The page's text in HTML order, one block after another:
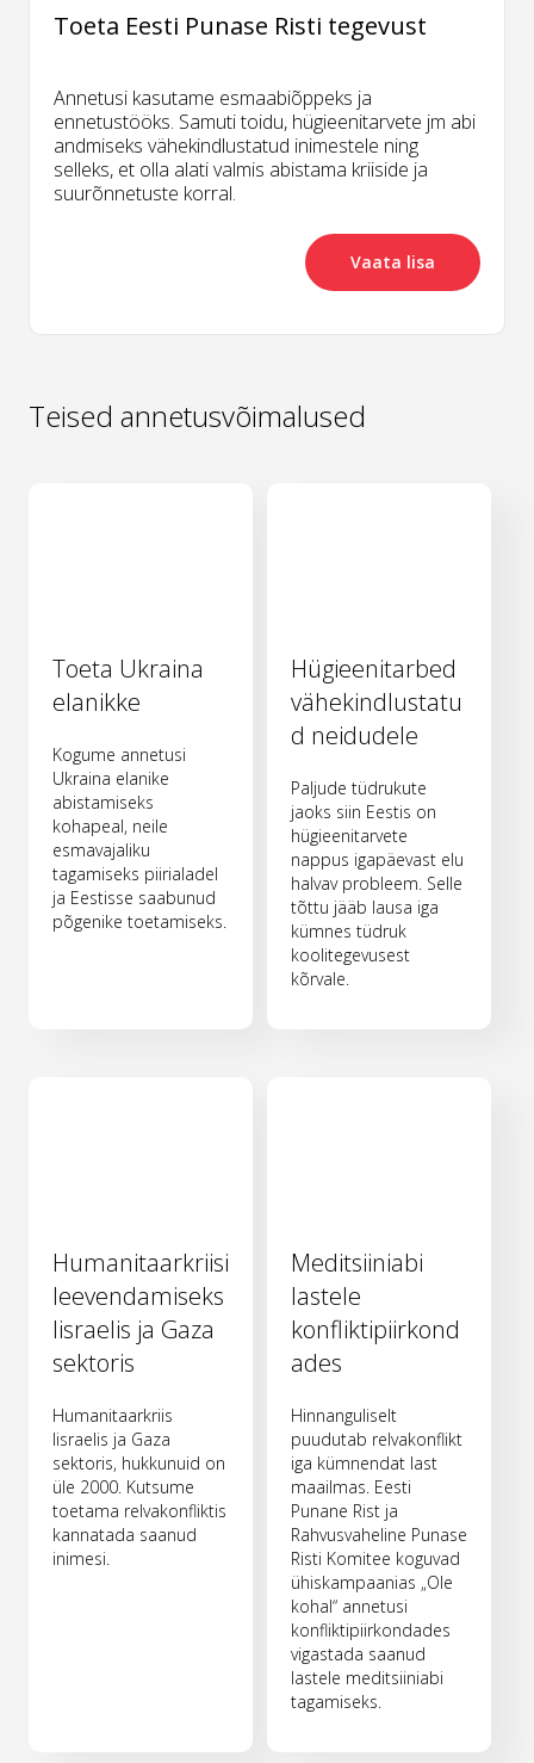
Toeta Eesti Punase Risti tegevust
Annetusi kasutame esmaabiõppeks ja
ennetustööks. Samuti toidu, hügieenitarvete jm abi
andmiseks vähekindlustatud inimestele ning
selleks, et olla alati valmis abistama kriiside ja
suurõnnetuste korral.
Vaata lisa
Teised annetusvõimalused
Toeta Ukraina
elanikke
Kogume annetusi
Ukraina elanike
abistamiseks
kohapeal, neile
esmavajaliku
tagamiseks piirialadel
ja Eestisse saabunud
põgenike toetamiseks.
Hügieenitarbed
vähekindlustatu
d neidudele
Paljude tüdrukute
jaoks siin Eestis on
hügieenitarvete
nappus igapäevast elu
halvav probleem. Selle
tõttu jääb lausa iga
kümnes tüdruk
koolitegevusest
kõrvale.
Humanitaarkriisi
leevendamiseks
Iisraelis ja Gaza
sektoris
Humanitaarkriis
Iisraelis ja Gaza
sektoris, hukkunuid on
üle 2000. Kutsume
toetama relvakonfliktis
kannatada saanud
inimesi.
Meditsiiniabi
lastele
konfliktipiirkond
ades
Hinnanguliselt
puudutab relvakonflikt
iga kümnendat last
maailmas. Eesti
Punane Rist ja
Rahvusvaheline Punase
Risti Komitee koguvad
ühiskampaanias „Ole
kohal“ annetusi
konfliktipiirkondades
vigastada saanud
lastele meditsiiniabi
tagamiseks.